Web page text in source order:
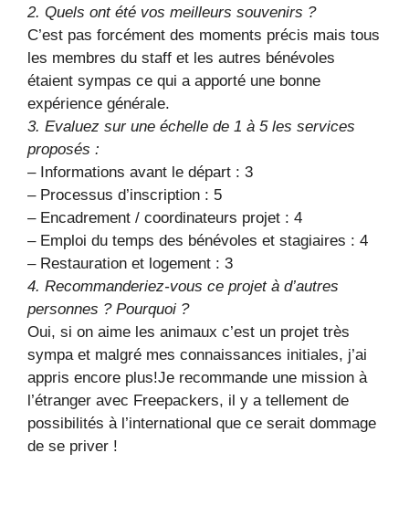
2. Quels ont été vos meilleurs souvenirs ?
C’est pas forcément des moments précis mais tous
les membres du staff et les autres bénévoles
étaient sympas ce qui a apporté une bonne
expérience générale.
3. Evaluez sur une échelle de 1 à 5 les services
proposés :
– Informations avant le départ : 3
– Processus d’inscription : 5
– Encadrement / coordinateurs projet : 4
– Emploi du temps des bénévoles et stagiaires : 4
– Restauration et logement : 3
4. Recommanderiez-vous ce projet à d’autres
personnes ? Pourquoi ?
Oui, si on aime les animaux c’est un projet très
sympa et malgré mes connaissances initiales, j’ai
appris encore plus!Je recommande une mission à
l’étranger avec Freepackers, il y a tellement de
possibilités à l’international que ce serait dommage
de se priver !